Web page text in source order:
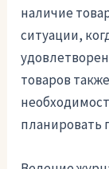
наличие
ситуации,
товаров
планировать